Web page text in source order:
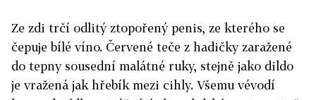
Ze zdi trčí odlitý ztopořený penis, ze kterého se
čepuje bílé víno. Červené teče z hadičky zaražené
do tepny sousední malátné ruky, stejně jako dildo
je vražená jak hřebík mezi cihly. Všemu vévodí